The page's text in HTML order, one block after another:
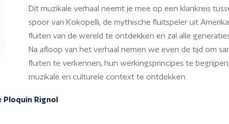
Dit muzikale verhaal neemt je mee op een klankreis
spoor van Kokopelli, de mythische fluitspeler uit
fluiten van de wereld te ontdekken en zal alle
Na afloop van het verhaal nemen we even de tijd om
fluiten te verkennen, hun werkingsprincipes te
muzikale en culturele context te ontdekken.
Rignol